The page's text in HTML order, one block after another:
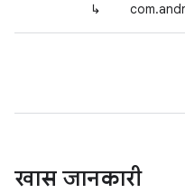
↳
खास जानकारी